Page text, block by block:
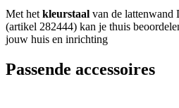
Met het kleurstaal van de lattenwand
(artikel 282444) kan je thuis
jouw huis en inrichting
Passende accessoires